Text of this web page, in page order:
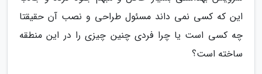
این که کسی نمی داند مسئول طراحی و نصب آن حقیقتا
چه کسی است یا چرا فردی چنین چیزی را در این منطقه
ساخته است؟